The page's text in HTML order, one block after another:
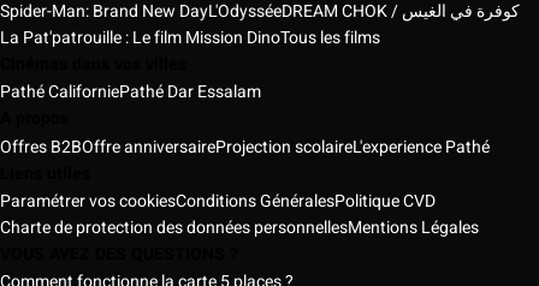
Spider-Man: Brand New DayL'Odyssée
DREAM CHOK / كوفرة في الغيس
La Pat'patrouille : Le film Mission DinoTous les films
Pathé CaliforniePathé Dar Essalam
Offres B2BOffre anniversaireProjection scolaireL'experience Pathé
Paramétrer vos cookiesConditions GénéralesPolitique CVD
Charte de protection des données personnellesMentions Légales